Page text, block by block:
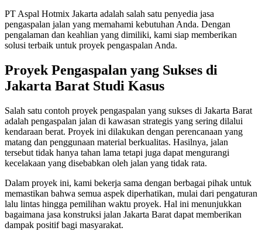
PT Aspal Hotmix Jakarta adalah salah satu penyedia jasa
pengaspalan jalan yang memahami kebutuhan Anda. Dengan
pengalaman dan keahlian yang dimiliki, kami siap memberikan
solusi terbaik untuk proyek pengaspalan Anda.
Proyek Pengaspalan yang Sukses di
Jakarta Barat Studi Kasus
Salah satu contoh proyek pengaspalan yang sukses di Jakarta Barat
adalah pengaspalan jalan di kawasan strategis yang sering dilalui
kendaraan berat. Proyek ini dilakukan dengan perencanaan yang
matang dan penggunaan material berkualitas. Hasilnya, jalan
tersebut tidak hanya tahan lama tetapi juga dapat mengurangi
kecelakaan yang disebabkan oleh jalan yang tidak rata.
Dalam proyek ini, kami bekerja sama dengan berbagai pihak untuk
memastikan bahwa semua aspek diperhatikan, mulai dari pengaturan
lalu lintas hingga pemilihan waktu proyek. Hal ini menunjukkan
bagaimana jasa konstruksi jalan Jakarta Barat dapat memberikan
dampak positif bagi masyarakat.